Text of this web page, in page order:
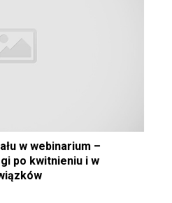
w webinarium –
po kwitnieniu i w